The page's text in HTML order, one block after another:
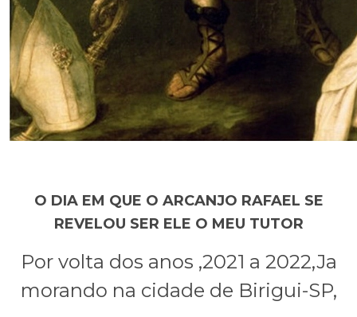
O DIA EM QUE O ARCANJO RAFAEL SE
REVELOU SER ELE O MEU TUTOR
Por volta dos anos ,2021 a 2022,Ja
morando na cidade de Birigui-SP,